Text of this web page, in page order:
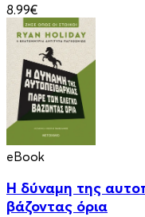
8.99€
eBook
Η δύναμη της
βάζοντας όρια